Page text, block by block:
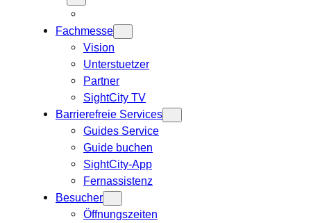
Fachmesse
Vision
Unterstuetzer
Partner
SightCity TV
Barrierefreie Services
Guides Service
Guide buchen
SightCity-App
Fernassistenz
Besucher
Öffnungszeiten